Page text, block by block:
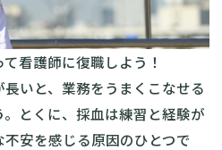
看護師に復職しよう！
いと、業務をうまくこなせる
とくに、採血は練習と経験が
安を感じる原因のひとつで